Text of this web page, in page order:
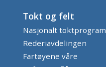
Tokt og felt
Nasjonalt toktprogram
Rederiavdelingen
Fartøyene våre